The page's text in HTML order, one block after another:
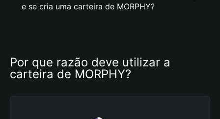
e se cria uma carteira de MORPHY?
Por que razão deve utilizar a
carteira de MORPHY?